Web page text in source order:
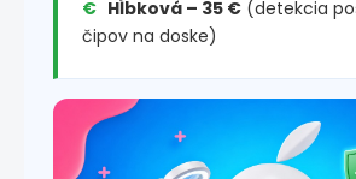
Hĺbková – 35 € (detekcia
čipov na doske)